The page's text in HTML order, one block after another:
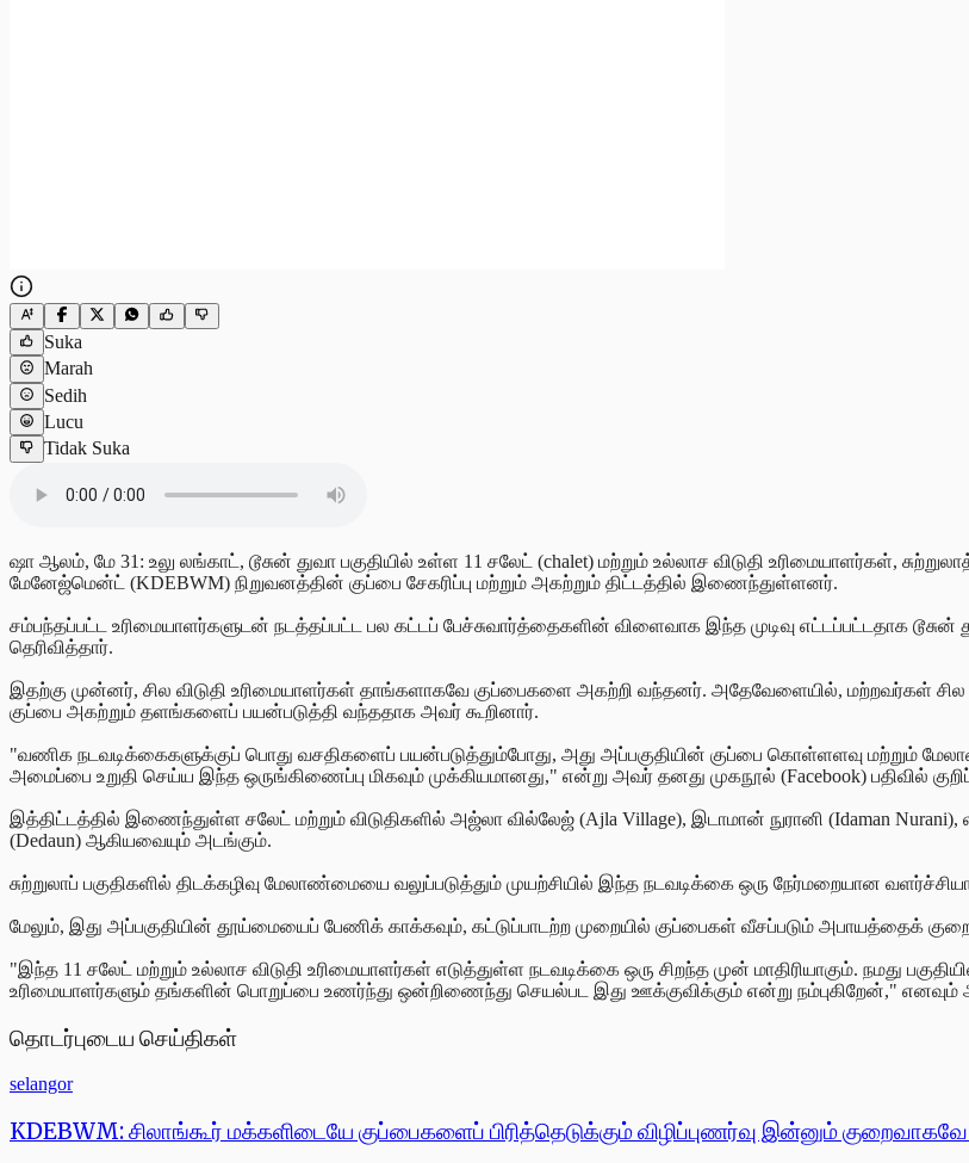
Suka
Marah
Sedih
Lucu
Tidak Suka
ஷா ஆலம், மே 31: உலு லங்காட், டூசுன் துவா பகுதியில் உள்ள 11 சலேட் (chalet) மற்றும் உல்லாச விடுதி உரிமையாளர்கள்,
மேனேஜ்மென்ட் (KDEBWM) நிறுவனத்தின் குப்பை சேகரிப்பு மற்றும் அகற்றும் திட்டத்தில் இணைந்துள்ளனர்.
சம்பந்தப்பட்ட உரிமையாளர்களுடன் நடத்தப்பட்ட பல கட்டப் பேச்சுவார்த்தைகளின் விளைவாக இந்த முடிவு எட்டப்பட்டதாக
தெரிவித்தார்.
இதற்கு முன்னர், சில விடுதி உரிமையாளர்கள் தாங்களாகவே குப்பைகளை அகற்றி வந்தனர். அதேவேளையில், மற்றவர்கள்
குப்பை அகற்றும் தளங்களைப் பயன்படுத்தி வந்ததாக அவர் கூறினார்.
"வணிக நடவடிக்கைகளுக்குப் பொது வசதிகளைப் பயன்படுத்தும்போது, அது அப்பகுதியின் குப்பை கொள்ளளவு மற்றும்
அமைப்பை உறுதி செய்ய இந்த ஒருங்கிணைப்பு மிகவும் முக்கியமானது," என்று அவர் தனது முகநூல் (Facebook) பதிவில்
இத்திட்டத்தில் இணைந்துள்ள சலேட் மற்றும் விடுதிகளில் அஜ்லா வில்லேஜ் (Ajla Village), இடாமான் நுரானி (Idaman
(Dedaun) ஆகியவையும் அடங்கும்.
சுற்றுலாப் பகுதிகளில் திடக்கழிவு மேலாண்மையை வலுப்படுத்தும் முயற்சியில் இந்த நடவடிக்கை ஒரு நேர்மறையான
மேலும், இது அப்பகுதியின் தூய்மையைப் பேணிக் காக்கவும், கட்டுப்பாடற்ற முறையில் குப்பைகள் வீசப்படும் அபாயத்தைக்
"இந்த 11 சலேட் மற்றும் உல்லாச விடுதி உரிமையாளர்கள் எடுத்துள்ள நடவடிக்கை ஒரு சிறந்த முன் மாதிரியாகும். நமது
உரிமையாளர்களும் தங்களின் பொறுப்பை உணர்ந்து ஒன்றிணைந்து செயல்பட இது ஊக்குவிக்கும் என்று நம்புகிறேன்," எனவும்
தொடர்புடைய செய்திகள்
selangor
KDEBWM: சிலாங்கூர் மக்களிடையே குப்பைகளைப் பிரித்தெடுக்கும் விழிப்புணர்வு இன்னும்